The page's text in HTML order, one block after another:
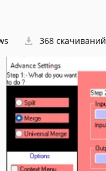
368 скачиваний